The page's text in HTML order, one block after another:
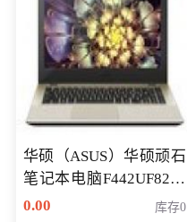
华硕（ASUS）华硕顽石
笔记本电脑F442UF8250
八代独显轻薄办公商务
0.00 库存0